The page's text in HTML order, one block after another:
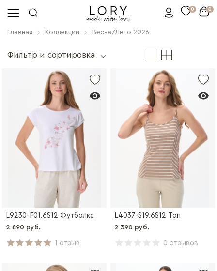
0 0
Главная Коллекции Весна/Лето 2026
Фильтр и сортировка
L9230-F01.6S12 Футболка
2 890 руб.
1 отзыв
L4037-S19.6S12 Топ
2 390 руб.
0 отзывов